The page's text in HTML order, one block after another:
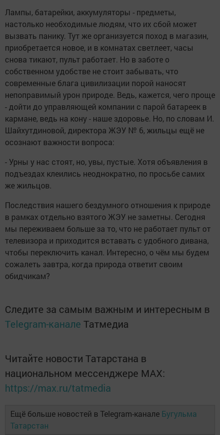
Лампы, батарейки, аккумуляторы - предметы,
настолько необходимые людям, что их сбой может
вызвать панику. Тут же организуется поход в магазин,
приобретается новое, и в комнатах светлеет, часы
снова тикают, пульт работает. Но в заботе о
собственном удобстве не стоит забывать, что
современные блага цивилизации порой наносят
непоправимый урон природе. Ведь, кажется, чего проще
- дойти до управляющей компании с парой батареек в
кармане, ведь на кону - наше здоровье. Но, по словам И.
Шайхутдиновой, директора ЖЭУ № 6, жильцы ещё не
осознают важности вопроса:
- Урны у нас стоят, но, увы, пустые. Хотя объявления в
подъездах клеились неоднократно, по просьбе самих
же жильцов.
Последствия нашего бездумного отношения к природе
в рамках отдельно взятого ЖЭУ не заметны. Сегодня
мы переживаем больше за то, что не работает пульт от
телевизора и приходится вставать с удобного дивана,
чтобы переключить канал. Интересно, о чём мы будем
сожалеть завтра, когда природа ответит своим
обидчикам?
Следите за самым важным и интересным в
Telegram-канале Татмедиа
Читайте новости Татарстана в
национальном мессенджере MАХ:
https://max.ru/tatmedia
Ещё больше новостей в Telegram-канале Бугульма
Татарстан